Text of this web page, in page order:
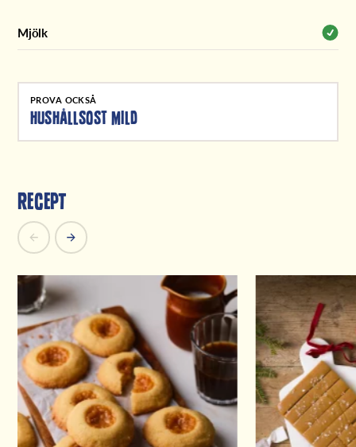
Mjölk
PROVA OCKSÅ
HUSHÅLLSOST MILD
Recept